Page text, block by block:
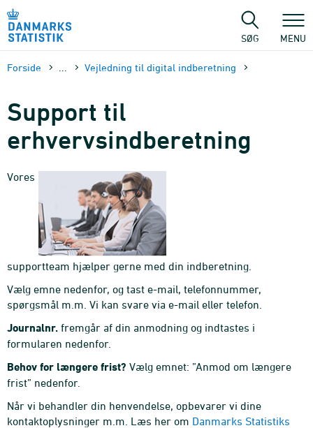
sidens
SØG MENU
Forside Vejledning til digital indberetning
Support til
erhvervsindberetning
Vores
supportteam hjælper gerne med din indberetning.
Vælg emne nedenfor, og tast e-mail, telefonnummer,
spørgsmål m.m. Vi kan svare via e-mail eller telefon.
Journalnr. fremgår af din anmodning og indtastes i
formularen nedenfor.
Behov for længere frist? Vælg emnet: ”Anmod om længere
frist” nedenfor.
Når vi behandler din henvendelse, opbevarer vi dine
kontaktoplysninger m.m. Læs her om Danmarks Statistiks